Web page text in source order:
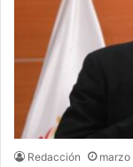
Redacción